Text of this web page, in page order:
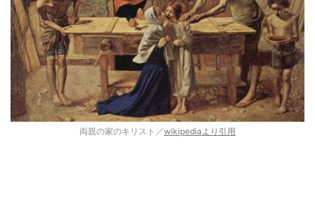
両親の家のキリスト／wikipediaより引用